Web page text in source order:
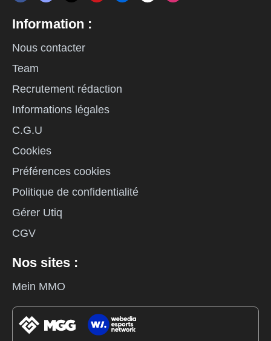
Information :
Nous contacter
Team
Recrutement rédaction
Informations légales
C.G.U
Cookies
Préférences cookies
Politique de confidentialité
Gérer Utiq
CGV
Nos sites :
Mein MMO